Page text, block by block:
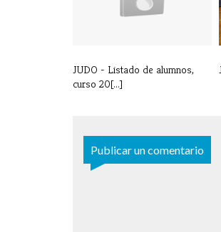
JUDO - Listado de alumnos,
curso 20[...]
Publicar un comentario